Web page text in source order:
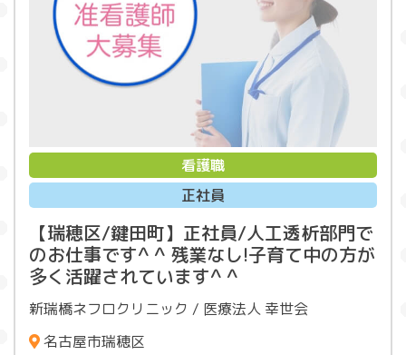
看護職
正社員
【瑞穂区/鍵田町】正社員/人工透析部門で
のお仕事です^ ^ 残業なし!子育て中の方が
多く活躍されています^ ^
新瑞橋ネフロクリニック / 医療法人 幸世会
名古屋市瑞穂区